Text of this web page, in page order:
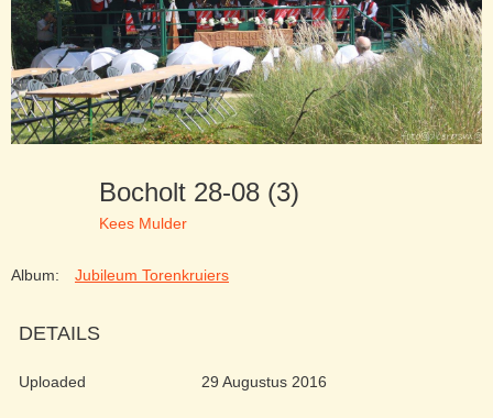
Bocholt 28-08 (3)
Kees Mulder
Album: Jubileum Torenkruiers
DETAILS
Uploaded 29 Augustus 2016